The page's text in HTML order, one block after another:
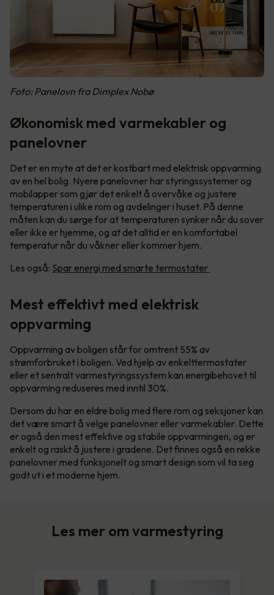
Foto: Panelovn fra Dimplex Nobø
Økonomisk med varmekabler og
panelovner
Det er en myte at det er kostbart med elektrisk oppvarming
av en hel bolig. Nyere panelovner har styringssystemer og
mobilapper som gjør det enkelt å overvåke og justere
temperaturen i ulike rom og avdelinger i huset. På denne
måten kan du sørge for at temperaturen synker når du sover
eller ikke er hjemme, og at det alltid er en komfortabel
temperatur når du våkner eller kommer hjem.
Les også: Spar energi med smarte termostater
Mest effektivt med elektrisk
oppvarming
Oppvarming av boligen står for omtrent 55% av
strømforbruket i boligen. Ved hjelp av enkelttermostater
eller et sentralt varmestyringssystem kan energibehovet til
oppvarming reduseres med inntil 30%.
Dersom du har en eldre bolig med flere rom og seksjoner kan
det være smart å velge panelovner eller varmekabler. Dette
er også den mest effektive og stabile oppvarmingen, og er
enkelt og raskt å justere i gradene. Det finnes også en rekke
panelovner med funksjonelt og smart design som vil ta seg
godt ut i et moderne hjem.
Les mer om varmestyring